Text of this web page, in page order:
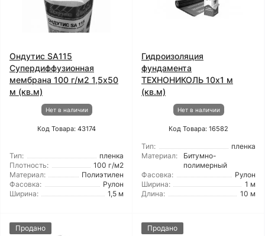
Ондутис SA115
Супердиффузионная
мембрана 100 г/м2 1,5x50
м (кв.м)
Нет в наличии
Код Товара: 43174
Тип:
пленка
Плотность:
100 г/м2
Материал:
Полиэтилен
Фасовка:
Рулон
Ширина:
1,5 м
Гидроизоляция
фундамента
ТЕХНОНИКОЛЬ 10x1 м
(кв.м)
Нет в наличии
Код Товара: 16582
Тип:
пленка
Материал:
Битумно-
полимерный
Фасовка:
Рулон
Ширина:
1 м
Длина:
10 м
Продано Продано